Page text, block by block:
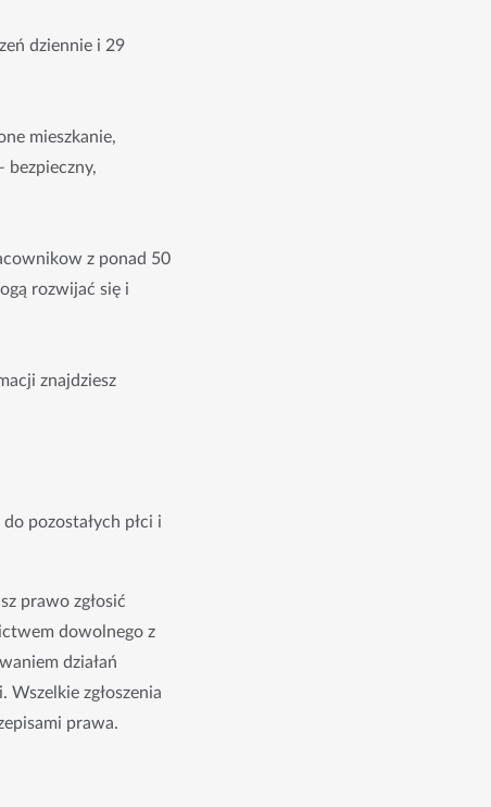
dziennie i 29
mieszkanie,
bezpieczny,
z ponad 50
rozwijać się i
znajdziesz
pozostałych płci i
prawo zgłosić
dowolnego z
działań
zgłoszenia
prawa.